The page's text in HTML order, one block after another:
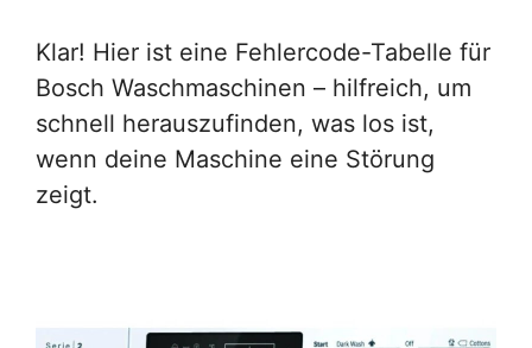
Klar! Hier ist eine Fehlercode-Tabelle für
Bosch Waschmaschinen – hilfreich, um
schnell herauszufinden, was los ist,
wenn deine Maschine eine Störung
zeigt.